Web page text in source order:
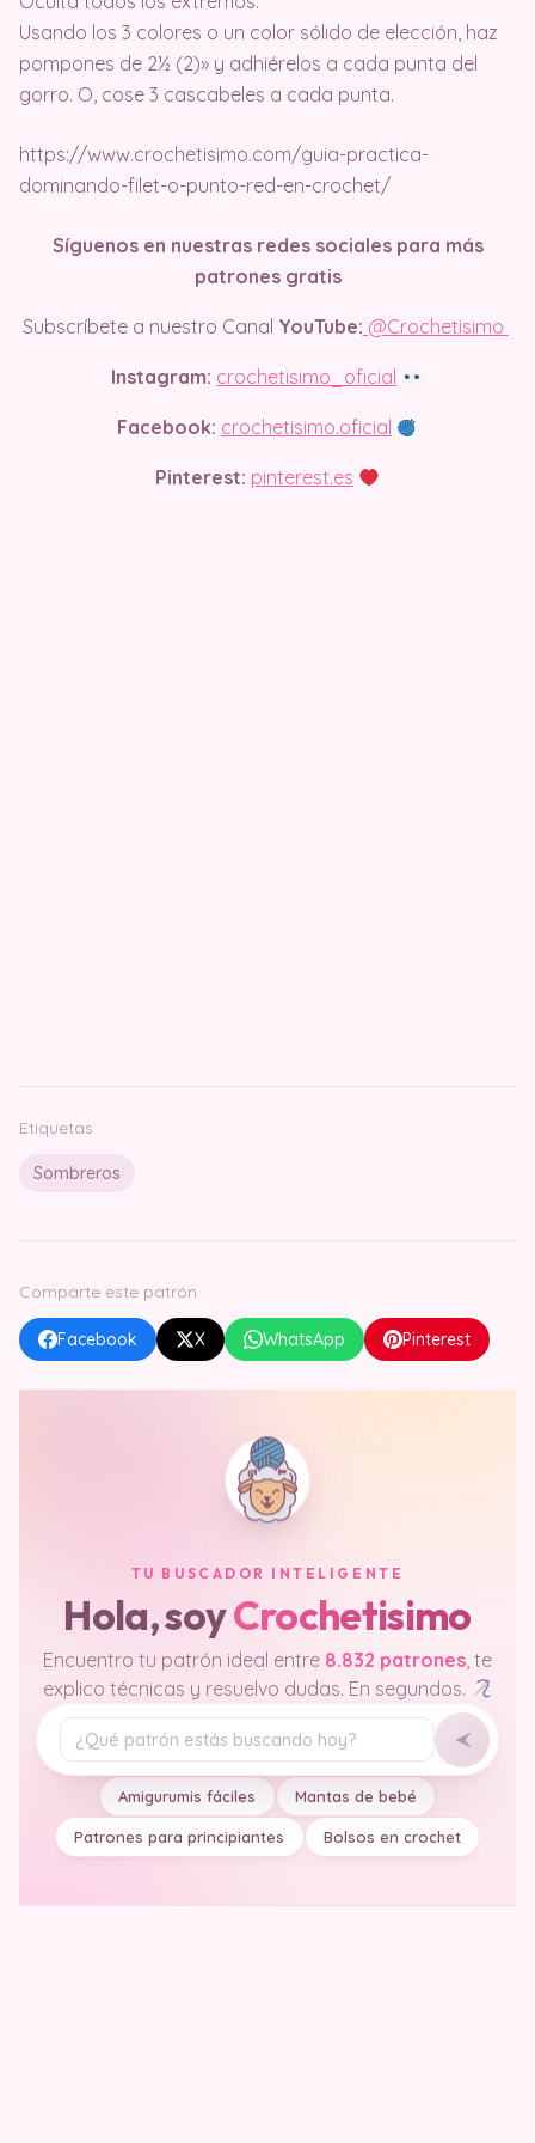
Usando los 3 colores o un color sólido de elección, haz
pompones de 2½ (2)» y adhiérelos a cada punta del
gorro. O, cose 3 cascabeles a cada punta.
https://www.crochetisimo.com/guia-practica-
dominando-filet-o-punto-red-en-crochet/
Síguenos en nuestras redes sociales para más
patrones gratis
Subscríbete a nuestro Canal YouTube: @Crochetisimo
Instagram: crochetisimo_oficial
Facebook: crochetisimo.oficial
Pinterest: pinterest.es
Etiquetas
Sombreros
Comparte este patrón
Facebook X WhatsApp Pinterest
TU BUSCADOR INTELIGENTE
Hola, soyCrochetisimo
Encuentro tu patrón ideal entre 8.832 patrones, te
explico técnicas y resuelvo dudas. En segundos.
Tu pregunta
Amigurumis fáciles Mantas de bebé
Patrones para principiantes Bolsos en crochet